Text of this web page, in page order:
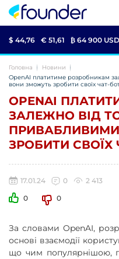
$ 44,76 € 51,61 ₿ 64 900 USD
Головна
Новини
OpenAI платитиме розробникам
вони зможуть зробити своїх чат-
OPENAI
ЗАЛЕЖНО ВІД
ЗРОБИТИ СВОЇХ
17.01.24 0
2 413
0
0
За словами OpenAI,
основі взаємодії
що чим популярнішою,